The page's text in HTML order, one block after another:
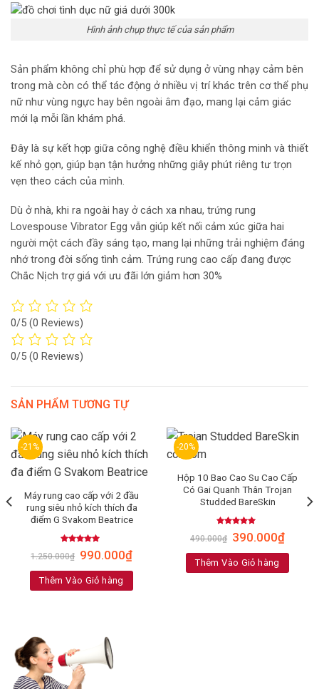
Hình ảnh chụp thực tế của sản phẩm
Sản phẩm không chỉ phù hợp để sử dụng ở vùng nhạy cảm bên
trong mà còn có thể tác động ở nhiều vị trí khác trên cơ thể phụ
nữ như vùng ngực hay bên ngoài âm đạo, mang lại cảm giác
mới lạ mỗi lần khám phá.
Đây là sự kết hợp giữa công nghệ điều khiển thông minh và thiết
kế nhỏ gọn, giúp bạn tận hưởng những giây phút riêng tư trọn
vẹn theo cách của mình.
Dù ở nhà, khi ra ngoài hay ở cách xa nhau, trứng rung
Lovespouse Vibrator Egg vẫn giúp kết nối cảm xúc giữa hai
người một cách đầy sáng tạo, mang lại những trải nghiệm đáng
nhớ trong đời sống tình cảm. Trứng rung cao cấp đang được
Chắc Nịch trợ giá với ưu đãi lớn giảm hơn 30%
0/5 (0 Reviews)
0/5 (0 Reviews)
SẢN PHẨM TƯƠNG TỰ
-21%
Máy rung cao cấp với 2 đầu
rung siêu nhỏ kích thích đa
điểm G Svakom Beatrice
Rated4.91
out of 5
1.250.000₫ 990.000₫
Thêm Vào Giỏ hàng
-20%
Hộp 10 Bao Cao Su Cao Cấp
Có Gai Quanh Thân Trojan
Studded BareSkin
Rated4.63
out of 5
490.000₫ 390.000₫
Thêm Vào Giỏ hàng